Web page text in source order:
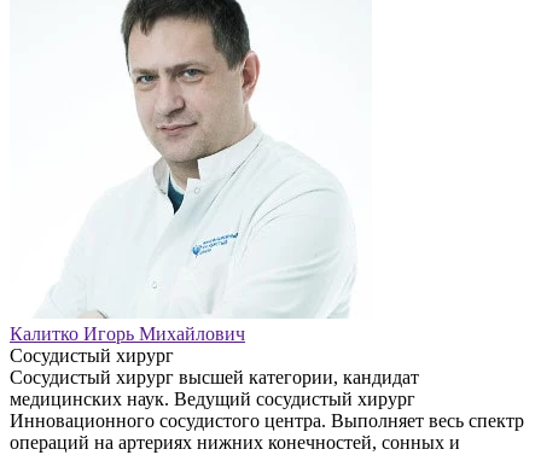
Калитко Игорь Михайлович
Сосудистый хирург
Сосудистый хирург высшей категории, кандидат
медицинских наук. Ведущий сосудистый хирург
Инновационного сосудистого центра. Выполняет весь спектр
операций на артериях нижних конечностей, сонных и